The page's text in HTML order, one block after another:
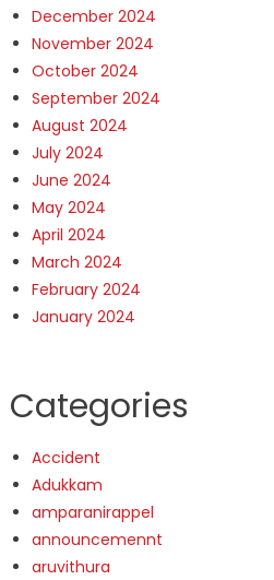
December 2024
November 2024
October 2024
September 2024
August 2024
July 2024
June 2024
May 2024
April 2024
March 2024
February 2024
January 2024
Categories
Accident
Adukkam
amparanirappel
announcemennt
aruvithura